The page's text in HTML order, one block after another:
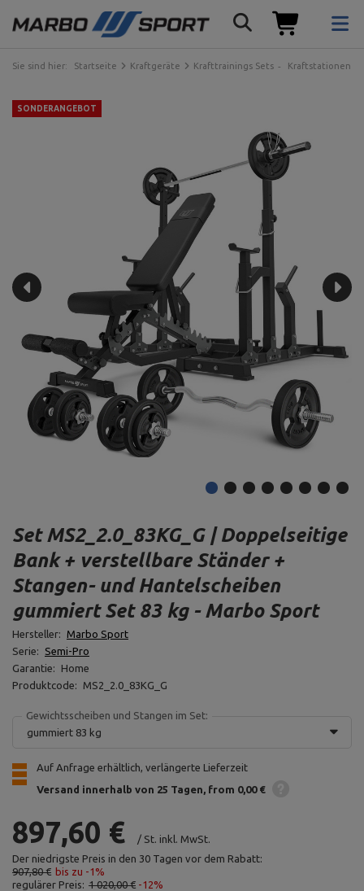
Sie sind hier: Startseite Kraftgeräte Krafttrainings Sets Kraftstationen
SONDERANGEBOT
Set MS2_2.0_83KG_G | Doppelseitige
Bank + verstellbare Ständer +
Stangen- und Hantelscheiben
gummiert Set 83 kg - Marbo Sport
Hersteller: Marbo Sport
Serie:
Semi-Pro
Garantie:
Home
Produktcode:
MS2_2.0_83KG_G
Gewichtsscheiben und Stangen im Set:
gummiert 83 kg
Auf Anfrage erhältlich, verlängerte Lieferzeit
Versand innerhalb von 25 Tagen from 0,00 €
897,60 € / St. inkl. MwSt.
Der niedrigste Preis in den 30 Tagen vor dem Rabatt:
907,80 € bis zu -1%
regulärer Preis: 1 020,00 € -12%